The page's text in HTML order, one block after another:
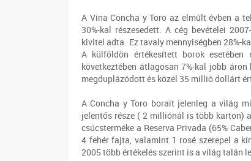
A Vina Concha y Toro az elmúlt évben a
30%-kal részesedett. A cég bevételei
kivitel adta. Ez tavaly mennyiségben 28%-
A külföldön értékesített borok esetében
következtében átlagosan 7%-kal jobb
megduplázódott és közel 35 millió dollárt
A Concha y Toro borait jelenleg a világ
jelentős része ( 2 milliónál is több karton)
csúcsterméke a Reserva Privada (65%
4 fehér fajta, valamint 1 rosé szerepel a
2005 több értékelés szerint is a világ talán